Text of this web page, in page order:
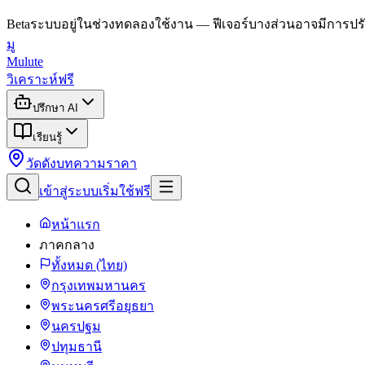
Betaระบบอยู่ในช่วงทดลองใช้งาน — ฟีเจอร์บางส่วนอาจมีการป
มู
Mulute
วิเคราะห์ฟรี
ปรึกษา AI
เรียนรู้
วัดดังบทความราคา
เข้าสู่ระบบเริ่มใช้ฟรี
หน้าแรก
ภาคกลาง
ทั้งหมด (ไทย)
กรุงเทพมหานคร
พระนครศรีอยุธยา
นครปฐม
ปทุมธานี